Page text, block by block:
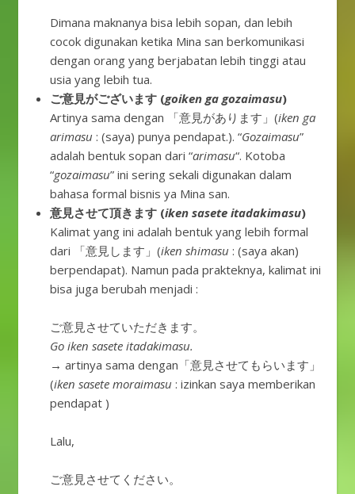
Dimana maknanya bisa lebih sopan, dan lebih
cocok digunakan ketika Mina san berkomunikasi
dengan orang yang berjabatan lebih tinggi atau
usia yang lebih tua.
ご意見がございます (goiken ga gozaimasu)
Artinya sama dengan 「意見があります」(iken ga
arimasu : (saya) punya pendapat.). “Gozaimasu”
adalah bentuk sopan dari “arimasu“. Kotoba
“gozaimasu” ini sering sekali digunakan dalam
bahasa formal bisnis ya Mina san.
意見させて頂きます (iken sasete itadakimasu)
Kalimat yang ini adalah bentuk yang lebih formal
dari 「意見します」(iken shimasu : (saya akan)
berpendapat). Namun pada prakteknya, kalimat ini
bisa juga berubah menjadi :
ご意見させていただきます。
Go iken sasete itadakimasu.
→ artinya sama dengan「意見させてもらいます」
(iken sasete moraimasu : izinkan saya memberikan
pendapat )
Lalu,
ご意見させてください。